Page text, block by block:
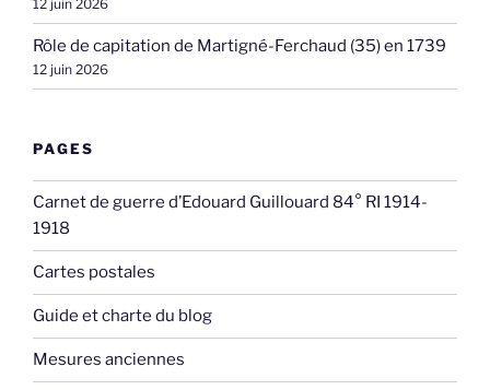
12 juin 2026
Rôle de capitation de Martigné-Ferchaud (35) en 1739
12 juin 2026
PAGES
Carnet de guerre d’Edouard Guillouard 84° RI 1914-
1918
Cartes postales
Guide et charte du blog
Mesures anciennes